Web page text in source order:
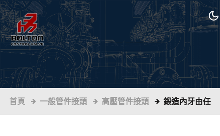
首頁 一般管件接頭 高壓管件接頭 鍛造內牙由任